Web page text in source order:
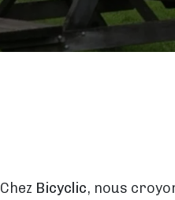
Chez Bicyclic, nous